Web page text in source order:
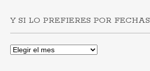
por
municipios
Y SI LO PREFIERES POR FECHAS
Y
si